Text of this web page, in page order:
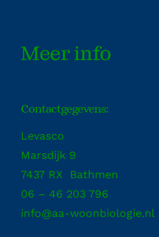
Meer info
Contactgegevens:
Levasco
Marsdijk 9
7437 RX Bathmen
06 – 46 203 796
info@aa-woonbiologie.nl